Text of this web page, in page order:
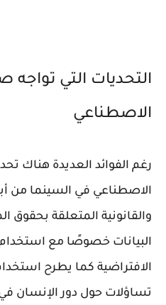
التحديات التي تواجه
الاصطناعي
رغم الفوائد العديدة هناك
الاصطناعي في السينما من
والقانونية المتعلقة بحقوق
البيانات خصوصًا مع
الافتراضية كما يطرح
تساؤلات حول دور الإنسان